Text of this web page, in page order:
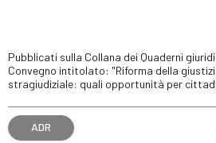
Pubblicati sulla Collana dei Quaderni
Convegno intitolato: "Riforma della
stragiudiziale: quali opportunità per
ADR